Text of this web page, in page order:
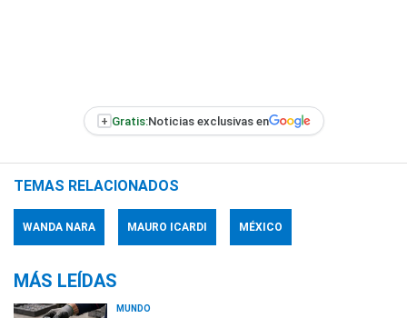
+ Gratis:Noticias exclusivas en
TEMAS RELACIONADOS
WANDA NARA MAURO ICARDI MÉXICO
MÁS LEÍDAS
MUNDO